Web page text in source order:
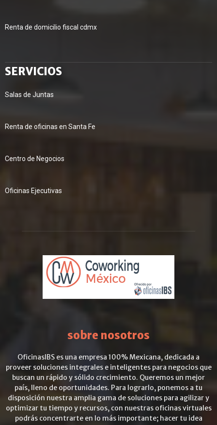
Renta de domicilio fiscal cdmx
SERVICIOS
Salas de Juntas
Renta de oficinas en Santa Fe
Centro de Negocios
Oficinas Ejecutivas
sobre nosotros
OficinasIBS es una empresa 100% Mexicana, dedicada a
proveer soluciones integrales e inteligentes para negocios que
buscan un rápido y sólido crecimiento. Queremos un mejor
país, lleno de oportunidades. Para lograrlo, ponemos a tu
disposición nuestra amplia gama de soluciones para agilizar y
optimizar tu tiempo y recursos, con nuestras oficinas virtuales
podrás concentrarte en lo más importante; hacer tu idea